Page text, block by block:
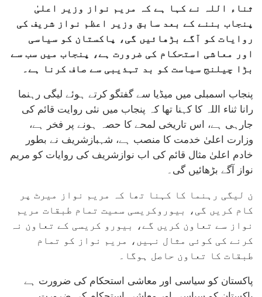
ثناء اللہ نے کہا ہے کہ مریم نواز وزیر اعلیٰ
پنجاب بننے کے بعد سابق وزیر اعظم نواز شریف کی
روایات کو آگے بڑھائیں گی، پاکستان کو سیاسی
اور معاشی استحکام کی ضرورت ہے، پنجاب میں سب سے
بڑا چیلنج سیاست کو بد تہذیبی سے صاف کرنا ہے۔
پنجاب اسمبلی میں میڈیا سے گفتگو کرتے ہوئے لیگی رہنما
رانا ثناء اللہ کا کہنا تھا کہ پنجاب میں نئی روایت قائم کی
جارہی ہے، اس تاریخی لمحے کا حصہ ہونے پر فخر ہے،
وزارت اعلیٰ خدمت کا منصب ہے، شہبازشریف نے بطور
خادم اعلیٰ مثال قائم کی اب نوازشریف کی روایات کو مریم
نواز آگے بڑھائیں گی۔
ن لیگی رہنما کا کہنا تھا کہ مریم نواز میرٹ پر
کام کریں گی، بیوروکریسی سمیت تمام طبقات مریم
نواز سے تعاون کریں گے، بیورو کریسی کے تعاون نہ
کرنے کی کوئی مثال نہیں، مریم نواز کو تمام
طبقات کا تعاون حاصل ہوگا۔
پاکستان کو سیاسی اور معاشی استحکام کی ضرورت ہے